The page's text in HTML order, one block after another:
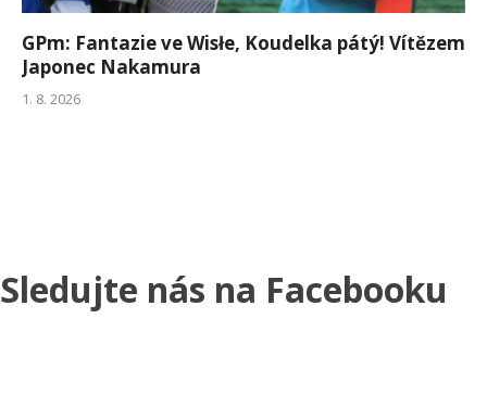
GPm: Fantazie ve Wisłe, Koudelka pátý! Vítězem
Japonec Nakamura
1. 8. 2026
Sledujte nás na Facebooku